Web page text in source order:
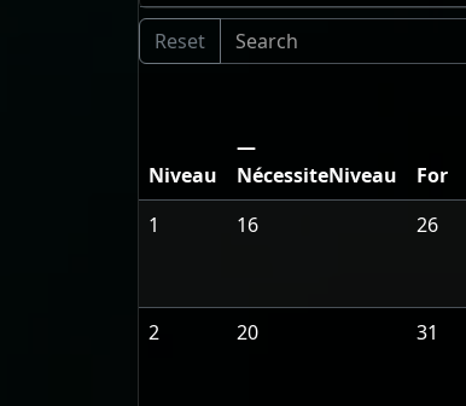
Niveau
—
NécessiteNiveau
For
1
16 26
2 20 31